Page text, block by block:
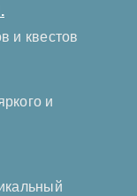
и квестов
и